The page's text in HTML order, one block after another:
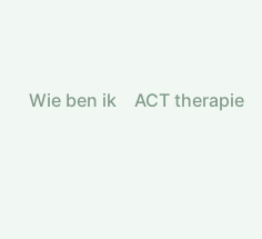
Wie ben ik ACT therapie